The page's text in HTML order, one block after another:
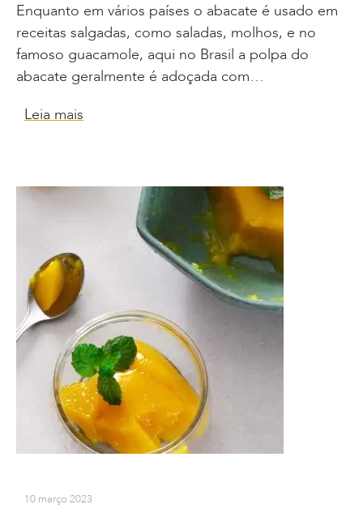
Enquanto em vários países o abacate é usado em
receitas salgadas, como saladas, molhos, e no
famoso guacamole, aqui no Brasil a polpa do
abacate geralmente é adoçada com…
Leia mais
10 março 2023